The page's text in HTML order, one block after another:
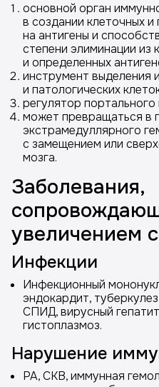
основной орган
в создании клеточных
на антигены и
степени элиминации из
и определенных
инструмент выделения
и патологических
регулятор портального
может превращаться в
экстрамедуллярного
с замещением или
мозга.
Заболевания,
увеличением
Инфекции
Инфекционный
эндокардит,
СПИД, вирусный
гистоплазмоз.
Нарушение
РА, СКВ, иммунная